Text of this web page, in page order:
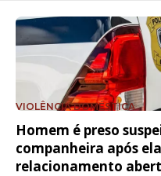
VIOLÊNCIA DOMÉSTICA
Homem é preso
companheira após
relacionamento